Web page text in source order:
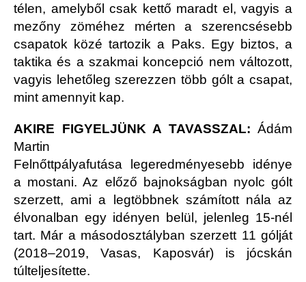
télen, amelyből csak kettő maradt el, vagyis a
mezőny zöméhez mérten a szerencsésebb
csapatok közé tartozik a Paks. Egy biztos, a
taktika és a szakmai koncepció nem változott,
vagyis lehetőleg szerezzen több gólt a csapat,
mint amennyit kap.
AKIRE FIGYELJÜNK A TAVASSZAL: Ádám
Martin
Felnőttpályafutása legeredményesebb idénye
a mostani. Az előző bajnokságban nyolc gólt
szerzett, ami a legtöbbnek számított nála az
élvonalban egy idényen belül, jelenleg 15-nél
tart. Már a másodosztályban szerzett 11 gólját
(2018–2019, Vasas, Kaposvár) is jócskán
túlteljesítette.